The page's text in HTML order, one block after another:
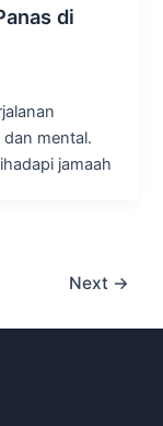
di
mental.
jamaah
Next →